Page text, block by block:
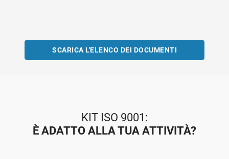
SCARICA L'ELENCO DEI DOCUMENTI
KIT ISO 9001:
È ADATTO ALLA TUA ATTIVITÀ?